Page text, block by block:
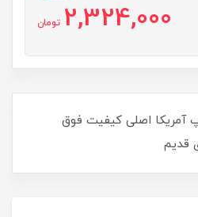
2,324,000 تومان
گریپ آمریکا اصلی کیفیت فوق
قدیم